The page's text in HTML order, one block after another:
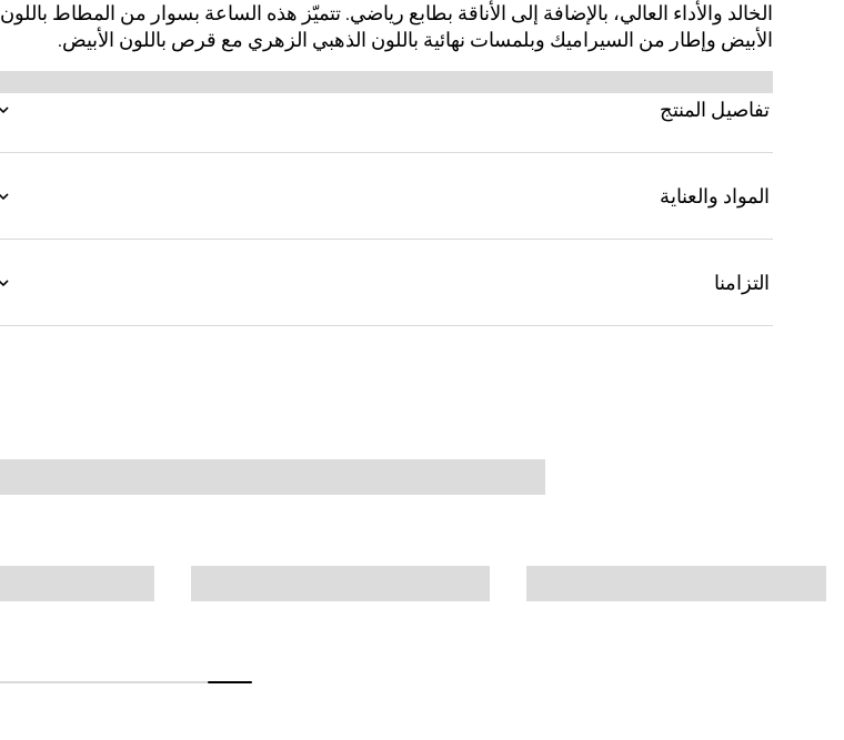
الخالد والأداء العالي، بالإضافة إلى الأناقة بطابع رياضي. تتميّز هذه الساعة بسوار من المطاط باللون
الأبيض وإطار من السيراميك وبلمسات نهائية باللون الذهبي الزهري مع قرص باللون الأبيض.
تفاصيل المنتج
المواد والعناية
التزامنا